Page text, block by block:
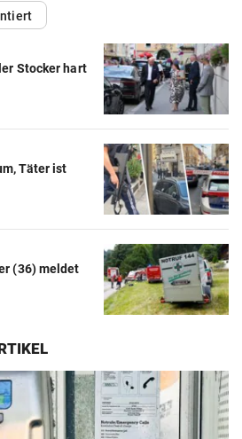
Stocker hart
Täter ist
(36) meldet